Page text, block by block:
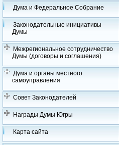
Дума и Федеральное Собрание
Законодательные инициативы
Думы
Межрегиональное сотрудничество
Думы (договоры и соглашения)
Дума и органы местного
самоуправления
Совет Законодателей
Награды Думы Югры
Карта сайта